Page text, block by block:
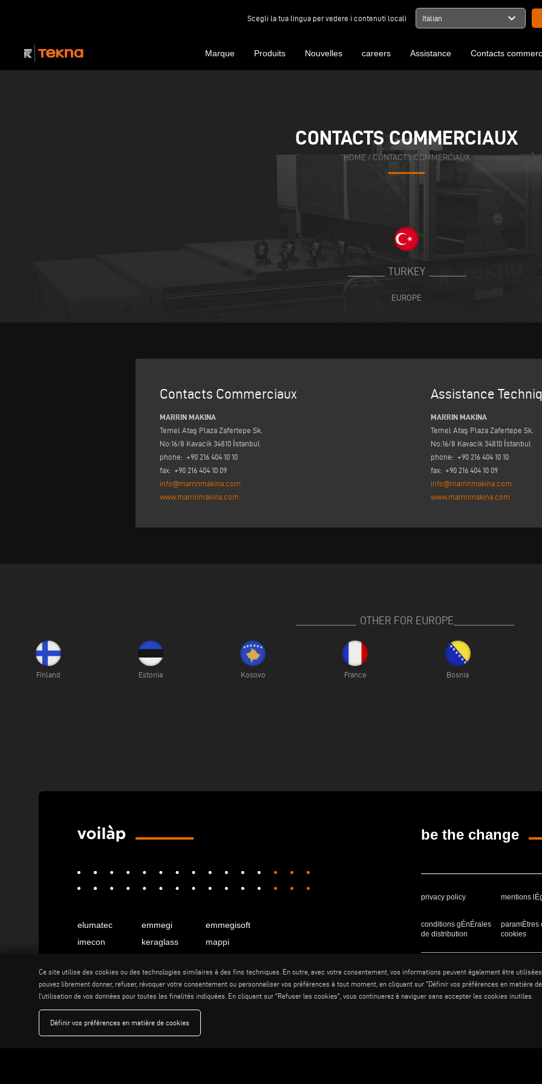
Scegli la tua lingua per vedere i contenuti locali Italian expand_more
Marque Produits Nouvelles careers Assistance Contacts
CONTACTS COMMERCIAUX
HOME / CONTACTS COMMERCIAUX
CONTACTS COMMERCIAUX
HOME / CONTACTS COMMERCIAUX
TURKEY
EUROPE
Contacts Commerciaux
MARRIN MAKINA
Temel Ataş Plaza Zafertepe Sk.
No:16/8 Kavacik 34810 İstanbul
phone: +90 216 404 10 10
fax: +90 216 404 10 09
info@marrinmakina.com
www.marrinmakina.com
Assistance
MARRIN MAKINA
Temel Ataş Plaza Zafertepe Sk.
No:16/8 Kavacik 34810 İstanbul
phone: +90 216 404 10 10
fax: +90 216 404 10 09
info@marrinmakina.com
www.marrinmakina.com
OTHER FOR EUROPE
Finland Estonia Kosovo France Bosnia
elumatec emmegi
emmegisoft
imecon
keraglass
mappi
stuga
stürtz
tekna
voilàp
voilàpdigital
Français info@tekna.it
be the change
privacy policy mentions
conditions gÉnÉrales
de distribution
paramÈtres
cookies
Voilàp S.p.a. - Via Archimede, 10 -
Ce site utilise des cookies ou des technologies similaires à des fins techniques. En outre, avec votre consentement, vos informations peuvent également être
pouvez librement donner, refuser, révoquer votre consentement ou personnaliser vos préférences à tout moment, en cliquant sur "Définir vos préférences en matière
l'utilisation de vos données pour toutes les finalités indiquées. En cliquant sur "Refuser les cookies", vous continuerez à naviguer sans accepter les cookies inutiles.
Définir vos préférences en matière de cookies